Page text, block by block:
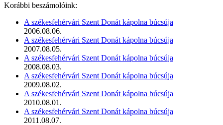
Korábbi beszámolóink:
A székesfehérvári Szent Donát kápolna búcsúja
2006.08.06.
A székesfehérvári Szent Donát kápolna búcsúja
2007.08.05.
A székesfehérvári Szent Donát kápolna búcsúja
2008.08.03.
A székesfehérvári Szent Donát kápolna búcsúja
2009.08.02.
A székesfehérvári Szent Donát kápolna búcsúja
2010.08.01.
A székesfehérvári Szent Donát kápolna búcsúja
2011.08.07.